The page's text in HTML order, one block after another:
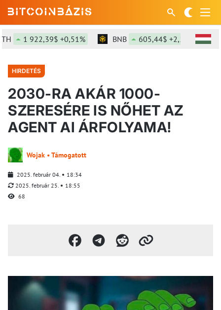
1 922,39$ +0,51% BNB 605,44$ +2,5% SOL
HIRDETÉS
2030-RA AKÁR 1000-
SZERESÉRE IS NŐHET AZ
AGENT AI ÁRFOLYAMA!
Wojak • Támogatott
2025. február 04.
18:34
2025. február 25.
18:55
68